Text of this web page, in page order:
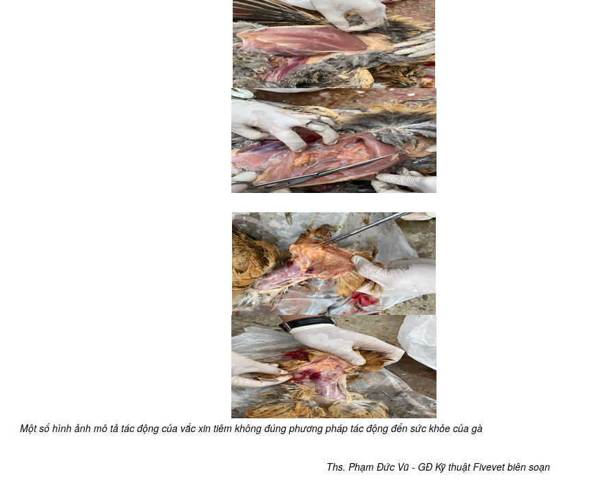
Một số hình ảnh mô tả tác động của vắc xin tiêm không đúng phương pháp tác động đến sức khỏe của gà
Ths. Phạm Đức Vũ - GĐ Kỹ thuật Fivevet biên soạn